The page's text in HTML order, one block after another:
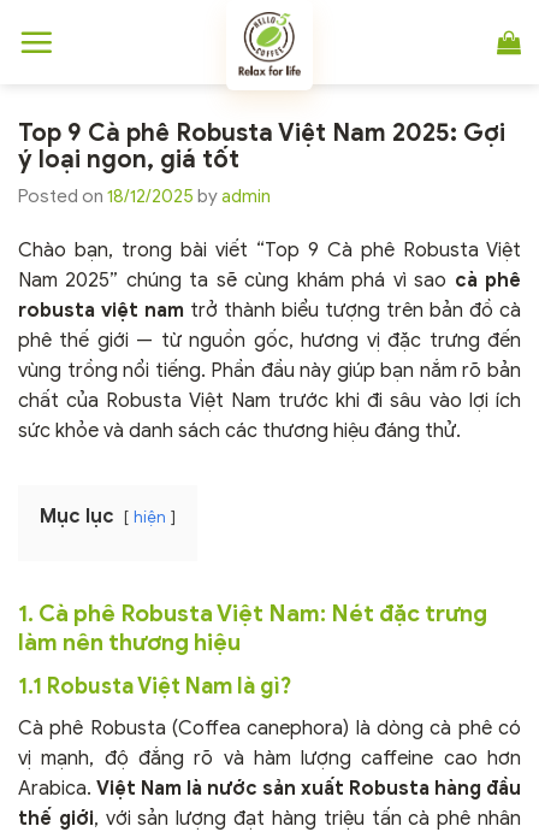
đến
Top 9 Cà phê Robusta Việt Nam 2025: Gợi
ý loại ngon, giá tốt
Posted on 18/12/2025 byadmin
Chào bạn, trong bài viết “Top 9 Cà phê Robusta Việt
Nam 2025” chúng ta sẽ cùng khám phá vì sao cà phê
robusta việt nam trở thành biểu tượng trên bản đồ cà
phê thế giới — từ nguồn gốc, hương vị đặc trưng đến
vùng trồng nổi tiếng. Phần đầu này giúp bạn nắm rõ bản
chất của Robusta Việt Nam trước khi đi sâu vào lợi ích
sức khỏe và danh sách các thương hiệu đáng thử.
Mục lục hiện
1. Cà phê Robusta Việt Nam: Nét đặc trưng
làm nên thương hiệu
1.1 Robusta Việt Nam là gì?
Cà phê Robusta (Coffea canephora) là dòng cà phê có
vị mạnh, độ đắng rõ và hàm lượng caffeine cao hơn
Arabica. Việt Nam là nước sản xuất Robusta hàng đầu
thế giới, với sản lượng đạt hàng triệu tấn cà phê nhân